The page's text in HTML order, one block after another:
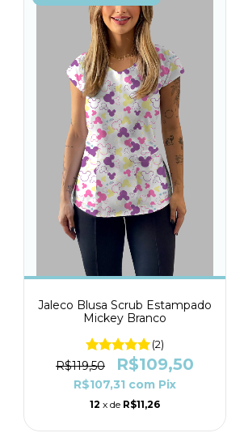
Jaleco Blusa Scrub Estampado
Mickey Branco
(2)
R$119,50 R$109,50
R$107,31 com Pix
12 x de R$11,26